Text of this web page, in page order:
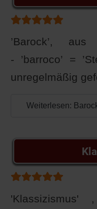
Bewertung:
’Barock’, aus
- ’barroco’ =
unregelmäßig
Weiterlesen:
Bewertung: